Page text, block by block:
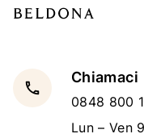
local_phone
Chiamaci
0848 800
Lun – Ven